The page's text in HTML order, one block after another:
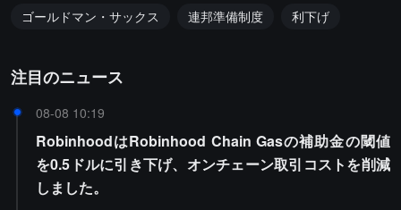
ゴールドマン・サックス 連邦準備制度 利下げ
注目のニュース
08-08 10:19
RobinhoodはRobinhood Chain Gasの補助金の閾値
を0.5ドルに引き下げ、オンチェーン取引コストを削減
しました。